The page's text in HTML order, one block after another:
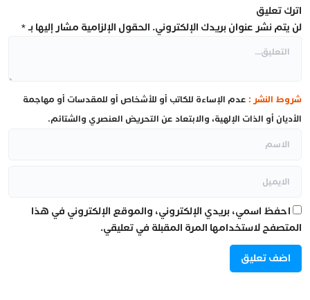
اترك تعليق
لن يتم نشر عنوان بريدك الإلكتروني. الحقول الإلزامية مشار إليها بـ*
شروط النشر : عدم الإساءة للكاتب أو للأشخاص أو للمقدسات أو مهاجمة
الأديان أو الذات الإلهية، والابتعاد عن التحريض العنصري والشتائم.
احفظ اسمي، بريدي الإلكتروني، والموقع الإلكتروني في هذا
المتصفح لاستخدامها المرة المقبلة في تعليقي.